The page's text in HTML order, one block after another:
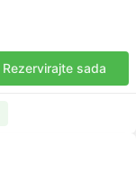
Rezervirajte sada